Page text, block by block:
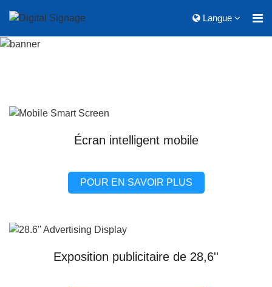
Langue
Écran intelligent mobile
POUR EN SAVOIR PLUS
Exposition publicitaire de 28,6''